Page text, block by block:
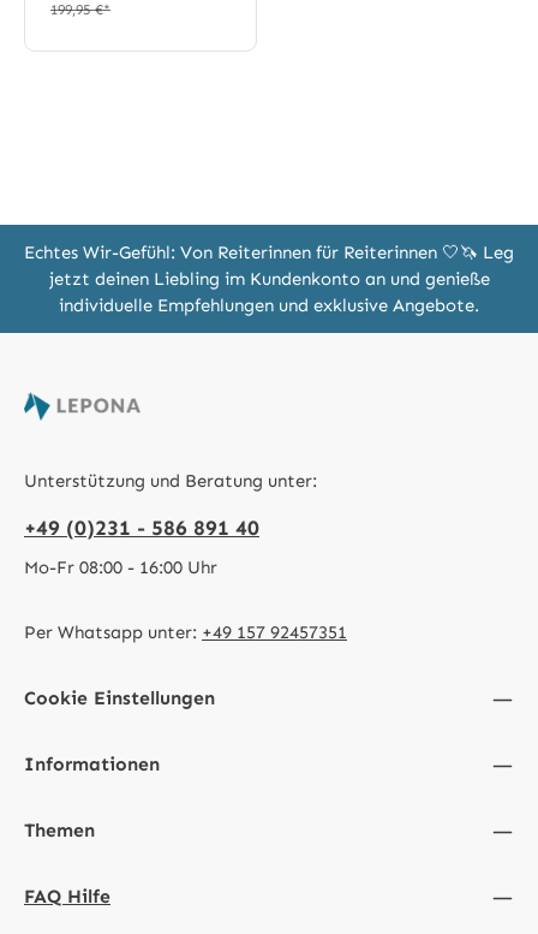
199,95 €*
Echtes Wir-Gefühl: Von Reiterinnen für Reiterinnen 🤍🦄 Leg
jetzt deinen Liebling im Kundenkonto an und genieße
individuelle Empfehlungen und exklusive Angebote.
Unterstützung und Beratung unter:
+49 (0)231 - 586 891 40
Mo-Fr 08:00 - 16:00 Uhr
Per Whatsapp unter: +49 157 92457351
Cookie Einstellungen
Informationen
Themen
FAQ Hilfe